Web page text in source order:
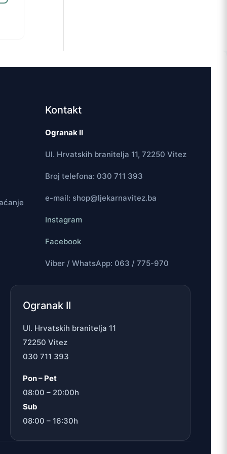
Kontakt
Ogranak II
Ul. Hrvatskih branitelja 11, 72250 Vitez
Broj telefona: 030 711 393
e-mail: shop@ljekarnavitez.ba
Instagram
Facebook
Viber / WhatsApp: 063 / 775-970
Ogranak II
Ul. Hrvatskih branitelja 11
72250 Vitez
030 711 393
Pon – Pet
08:00 – 20:00h
Sub
08:00 – 16:30h